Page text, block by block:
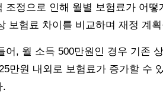
조정으로 인해 월별 보험료가 어
보험료 차이를 비교하며 재정 계
어, 월 소득 500만원인 경우 기존
만원 내외로 보험료가 증가할 수
.